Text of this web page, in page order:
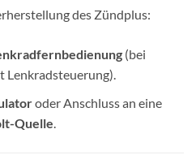
des Zündplus:
(bei
Lenkradsteuerung).
oder Anschluss an eine
Quelle